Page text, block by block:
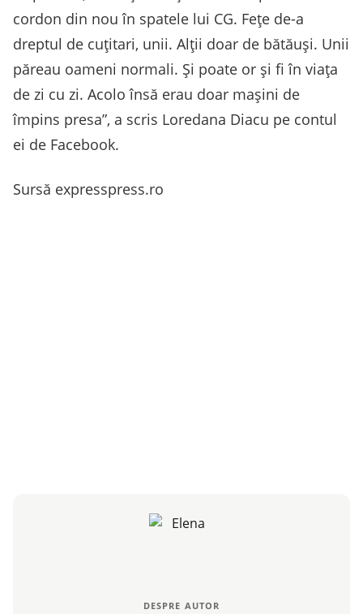
cordon din nou în spatele lui CG. Fețe de-a
dreptul de cuțitari, unii. Alții doar de bătăuși. Unii
păreau oameni normali. Și poate or și fi în viața
de zi cu zi. Acolo însă erau doar mașini de
împins presa”, a scris Loredana Diacu pe contul
ei de Facebook.
Sursă expresspress.ro
DESPRE AUTOR